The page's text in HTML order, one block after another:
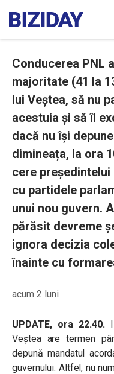
Conducerea PNL
majoritate (41 la
lui Veștea, să nu
acestuia și să îl
dacă nu își
dimineața, la ora
cere
cu partidele
unui nou guvern.
părăsit devreme
ignora decizia
înainte cu
acum 2 luni
UPDATE, ora 22.40.
Veștea are termen
depună mandatul
guvernului. Altfel, nu